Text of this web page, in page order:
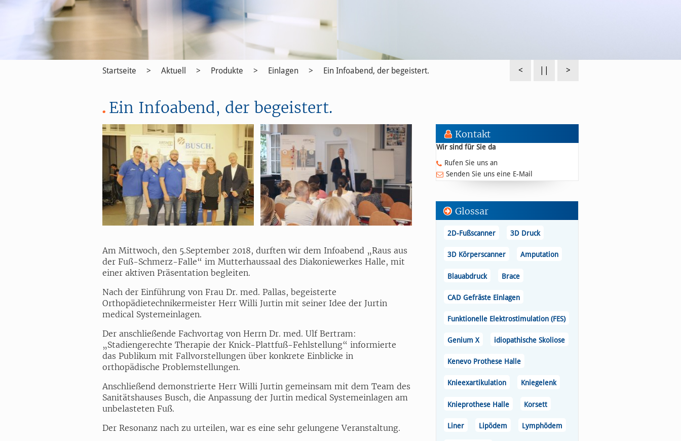
Startseite Aktuell Produkte Einlagen Ein Infoabend, der begeistert.
Ein Infoabend, der begeistert.
Am Mittwoch, den 5.September 2018, durften wir dem Infoabend „Raus aus
der Fuß-Schmerz-Falle“ im Mutterhaussaal des Diakoniewerkes Halle, mit
einer aktiven Präsentation begleiten.
Nach der Einführung von Frau Dr. med. Pallas, begeisterte
Orthopädietechnikermeister Herr Willi Jurtin mit seiner Idee der Jurtin
medical Systemeinlagen.
Der anschließende Fachvortag von Herrn Dr. med. Ulf Bertram:
„Stadiengerechte Therapie der Knick-Plattfuß-Fehlstellung“ informierte
das Publikum mit Fallvorstellungen über konkrete Einblicke in
orthopädische Problemstellungen.
Anschließend demonstrierte Herr Willi Jurtin gemeinsam mit dem Team des
Sanitätshauses Busch, die Anpassung der Jurtin medical Systemeinlagen am
unbelasteten Fuß.
Der Resonanz nach zu urteilen, war es eine sehr gelungene Veranstaltung.
Kontakt
Wir sind für Sie da
Rufen Sie uns an
Senden Sie uns eine E-Mail
Glossar
2D-Fußscanner 3D Druck
3D Körperscanner Amputation
Blauabdruck Brace
CAD Gefräste Einlagen
Funktionelle Elektrostimulation (FES)
Genium X idiopathische Skoliose
Kenevo Prothese Halle
Knieexartikulation Kniegelenk
Knieprothese Halle Korsett
Liner Lipödem Lymphödem